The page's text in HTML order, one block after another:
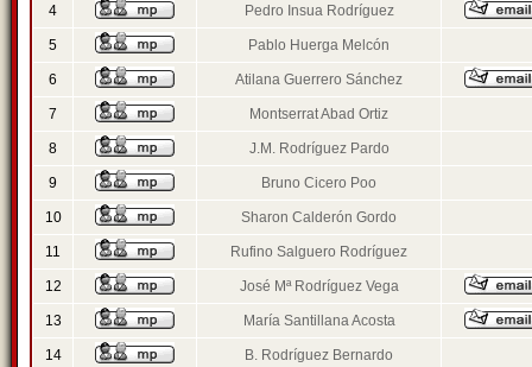
4 Pedro Insua Rodríguez
5 Pablo Huerga Melcón
6 Atilana Guerrero Sánchez
7 Montserrat Abad Ortiz
8 J.M. Rodríguez Pardo
9 Bruno Cicero Poo
10 Sharon Calderón Gordo
11 Rufino Salguero Rodríguez
12 José Mª Rodríguez Vega
13 María Santillana Acosta
14 B. Rodríguez Bernardo